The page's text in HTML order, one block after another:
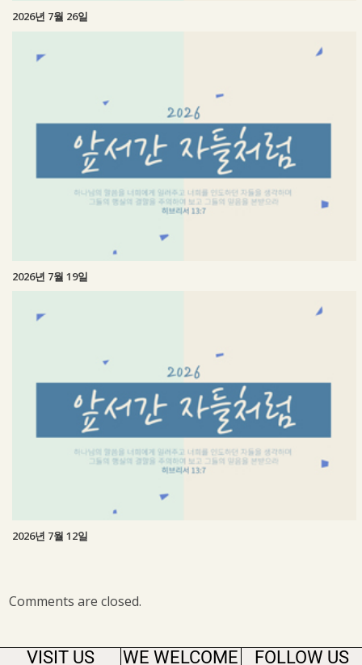
2026년 7월 26일
2026년 7월 19일
2026년 7월 12일
Comments are closed.
VISIT US
WE WELCOME
FOLLOW US